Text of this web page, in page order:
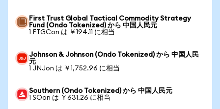
First Trust Global Tactical Commodity Strategy
Fund (Ondo Tokenized) から 中国人民元
1 FTGCon は ￥194.11 に相当
Johnson & Johnson (Ondo Tokenized) から 中国人民
元
1 JNJon は ￥1,752.96 に相当
Southern (Ondo Tokenized) から 中国人民元
1 SOon は ￥631.26 に相当